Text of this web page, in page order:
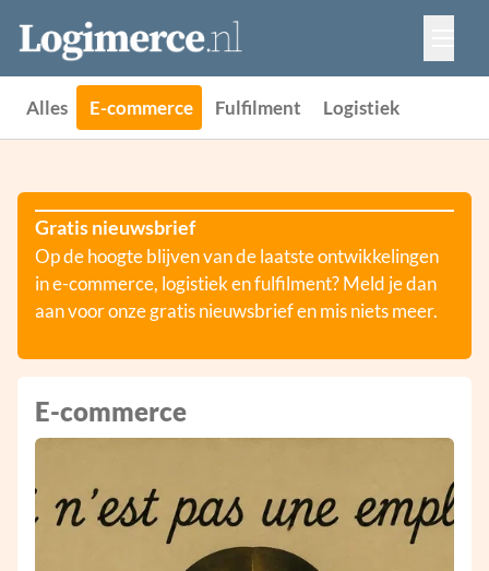
Vacatures
Events
Adverteren
Partners
Alles E-commerce Fulfilment Logistiek
Gratis nieuwsbrief
Op de hoogte blijven van de laatste ontwikkelingen
in e-commerce, logistiek en fulfilment? Meld je dan
aan voor onze gratis nieuwsbrief en mis niets meer.
E-commerce